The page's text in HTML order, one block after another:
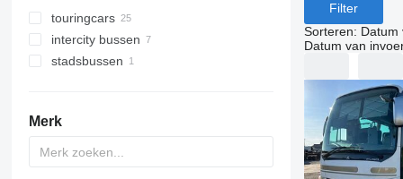
touringcars
intercity bussen
stadsbussen
Merk
Filter
Sorteren: Datum
Datum van